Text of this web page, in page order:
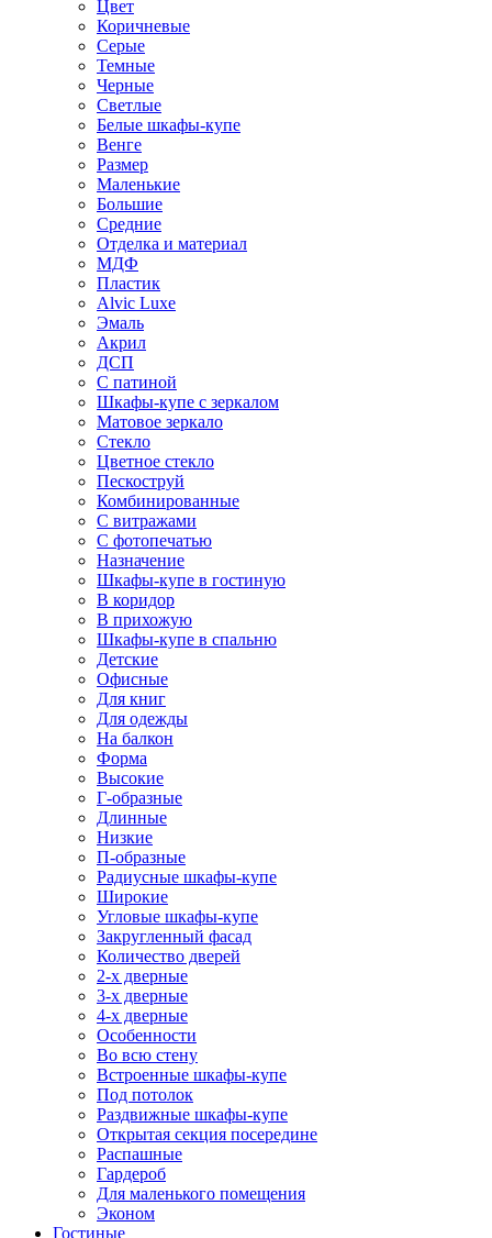
Цвет
Коричневые
Серые
Темные
Черные
Светлые
Белые шкафы-купе
Венге
Размер
Маленькие
Большие
Средние
Отделка и материал
МДФ
Пластик
Alvic Luxe
Эмаль
Акрил
ДСП
С патиной
Шкафы-купе с зеркалом
Матовое зеркало
Стекло
Цветное стекло
Пескоструй
Комбинированные
С витражами
С фотопечатью
Назначение
Шкафы-купе в гостиную
В коридор
В прихожую
Шкафы-купе в спальню
Детские
Офисные
Для книг
Для одежды
На балкон
Форма
Высокие
Г-образные
Длинные
Низкие
П-образные
Радиусные шкафы-купе
Широкие
Угловые шкафы-купе
Закругленный фасад
Количество дверей
2-х дверные
3-х дверные
4-х дверные
Особенности
Во всю стену
Встроенные шкафы-купе
Под потолок
Раздвижные шкафы-купе
Открытая секция посередине
Распашные
Гардероб
Для маленького помещения
Эконом
Гостиные